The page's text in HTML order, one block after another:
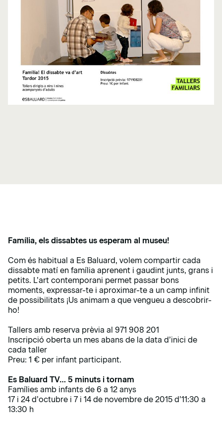
Família, els dissabtes us esperam al museu!
Com és habitual a Es Baluard, volem compartir cada
dissabte matí en família aprenent i gaudint junts, grans i
petits. L’art contemporani permet passar bons
moments, expressar-te i aproximar-te a un camp infinit
de possibilitats ¡Us animam a que vengueu a descobrir-
ho!
Tallers amb reserva prèvia al 971 908 201
Inscripció oberta un mes abans de la data d’inici de
cada taller
Preu: 1 € per infant participant.
Es Baluard TV… 5 minuts i tornam
Famílies amb infants de 6 a 12 anys
17 i 24 d’octubre i 7 i 14 de novembre de 2015 d’11:30 a
13:30 h